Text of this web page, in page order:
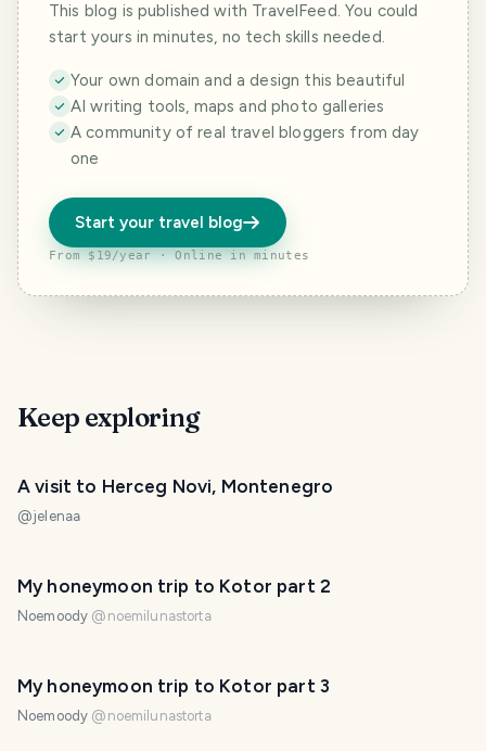
This blog is published with TravelFeed. You could
start yours in minutes, no tech skills needed.
Your own domain and a design this beautiful
AI writing tools, maps and photo galleries
A community of real travel bloggers from day
one
Start your travel blog
From $19/year · Online in minutes
Keep exploring
A visit to Herceg Novi, Montenegro
@jelenaa
My honeymoon trip to Kotor part 2
Noemoody @ noemilunastorta
My honeymoon trip to Kotor part 3
Noemoody @ noemilunastorta